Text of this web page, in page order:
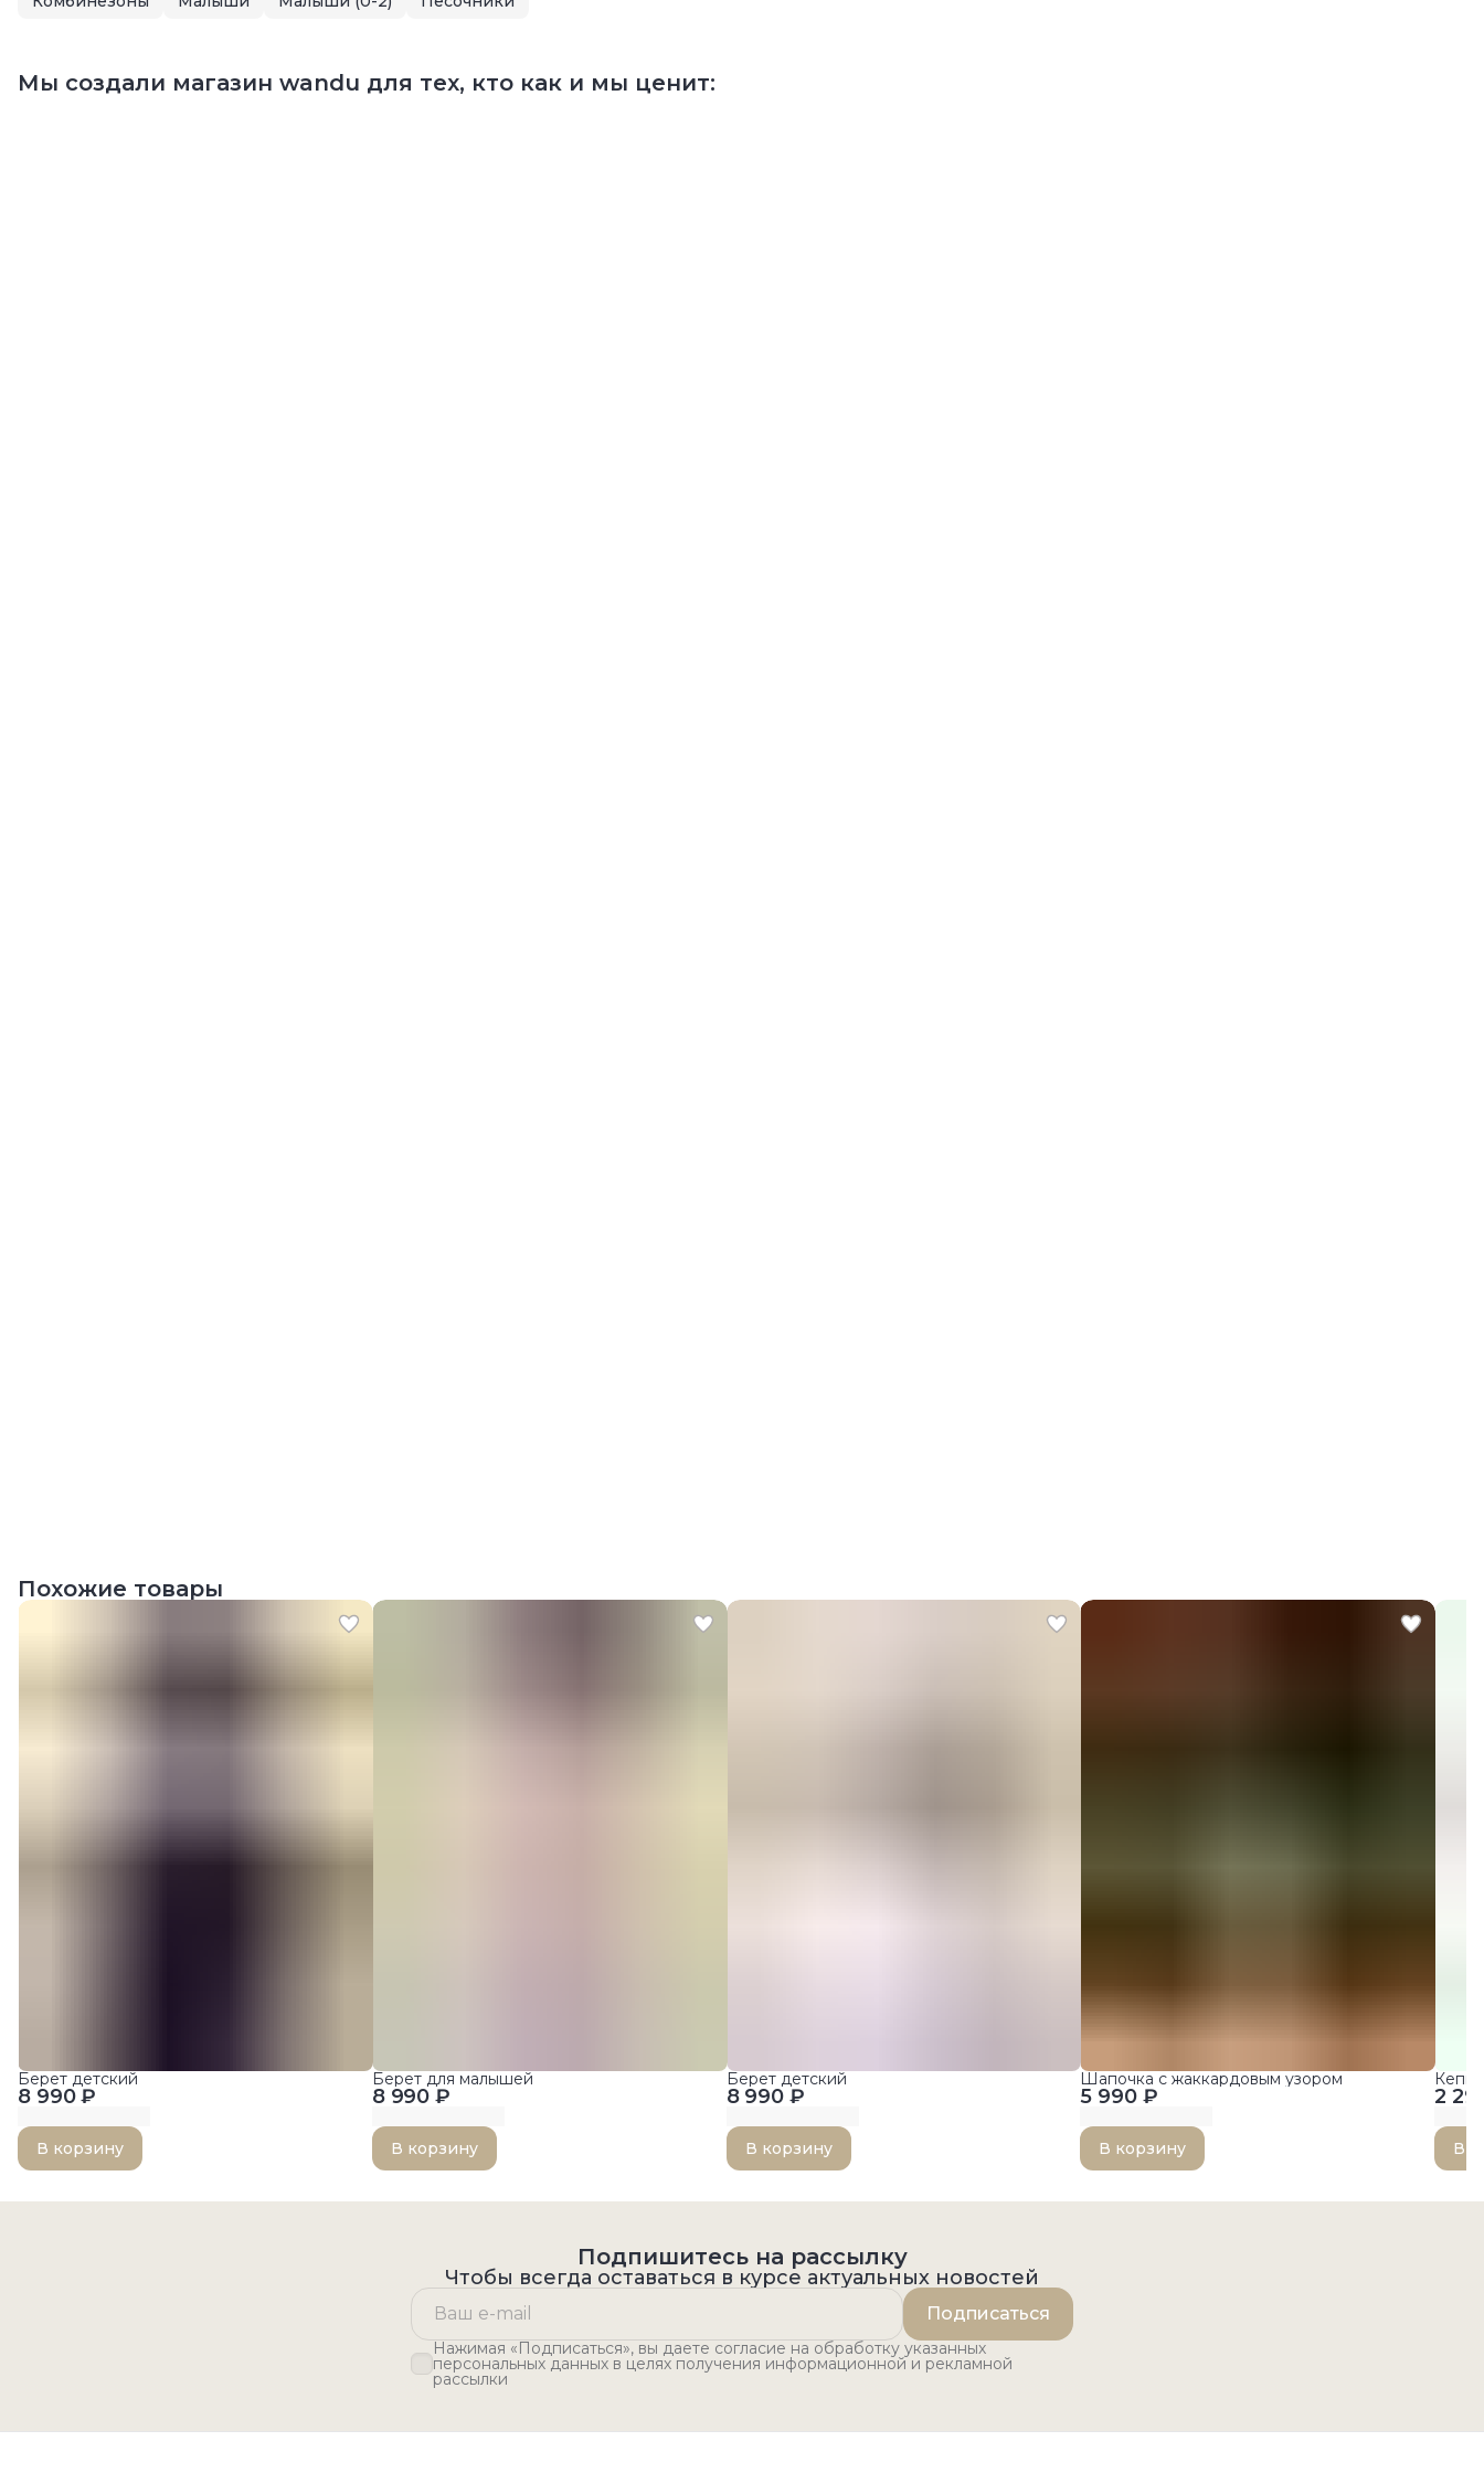
Мы создали магазин wandu для тех, кто как и мы ценит:
Похожие товары
8 990 ₽
Берет детский
В корзину
8 990 ₽
Берет для малышей
В корзину
8 990 ₽
Берет детский
В корзину
5 990 ₽
Шапочка с жаккардовым узором
В корзину
2
Кепка
В
Подпишитесь на рассылку
Чтобы всегда оставаться в курсе актуальных новостей
Подписаться
Нажимая «Подписаться», вы даете согласие на обработку указанных
персональных данных в целях получения информационной и рекламной
рассылки